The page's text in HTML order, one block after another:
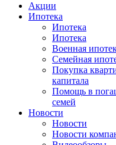
Акции
Ипотека
Ипотека
Ипотека
Военная
Семейная
Покупка
капитала
Помощь в
семей
Новости
Новости
Новости